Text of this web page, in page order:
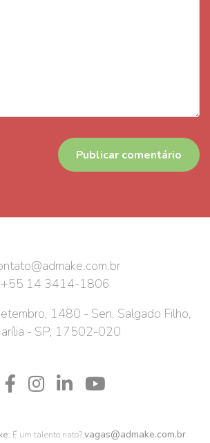
+55 14 3414-1806
1480 - Sen. Salgado Filho,
- SP, 17502-020
É um talento nato?vagas@admake.com.br